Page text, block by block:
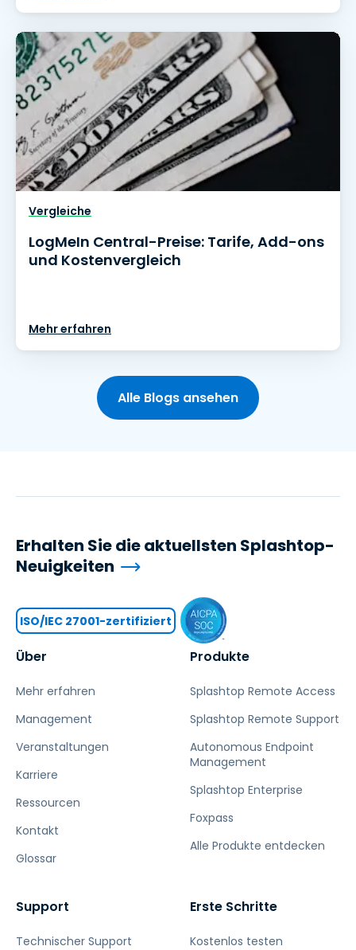
Vergleiche
LogMeIn Central-Preise: Tarife, Add-ons
und Kostenvergleich
Mehr erfahren
Alle Blogs ansehen
Über
Mehr erfahren
Management
Veranstaltungen
Karriere
Ressourcen
Kontakt
Glossar
Produkte
Splashtop Remote Access
Splashtop Remote Support
Autonomous Endpoint
Management
Splashtop Enterprise
Foxpass
Alle Produkte entdecken
Support
Technischer Support
Erste Schritte
Kostenlos testen
Erhalten Sie die aktuellsten Splashtop-
Neuigkeiten
ISO/IEC 27001-zertifiziert